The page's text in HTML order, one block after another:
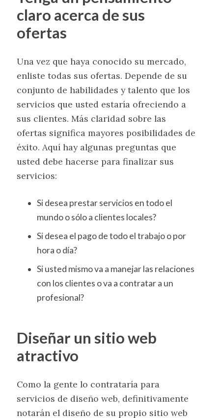
claro acerca de sus
ofertas
Una vez que haya conocido su mercado,
enliste todas sus ofertas. Depende de su
conjunto de habilidades y talento que los
servicios que usted estaría ofreciendo a
sus clientes. Más claridad sobre las
ofertas significa mayores posibilidades de
éxito. Aquí hay algunas preguntas que
usted debe hacerse para finalizar sus
servicios:
Si desea prestar servicios en todo el
mundo o sólo a clientes locales?
Si desea el pago de todo el trabajo o por
hora o día?
Si usted mismo va a manejar las relaciones
con los clientes o va a contratar a un
profesional?
Diseñar un sitio web
atractivo
Como la gente lo contrataría para
servicios de diseño web, definitivamente
notarán el diseño de su propio sitio web